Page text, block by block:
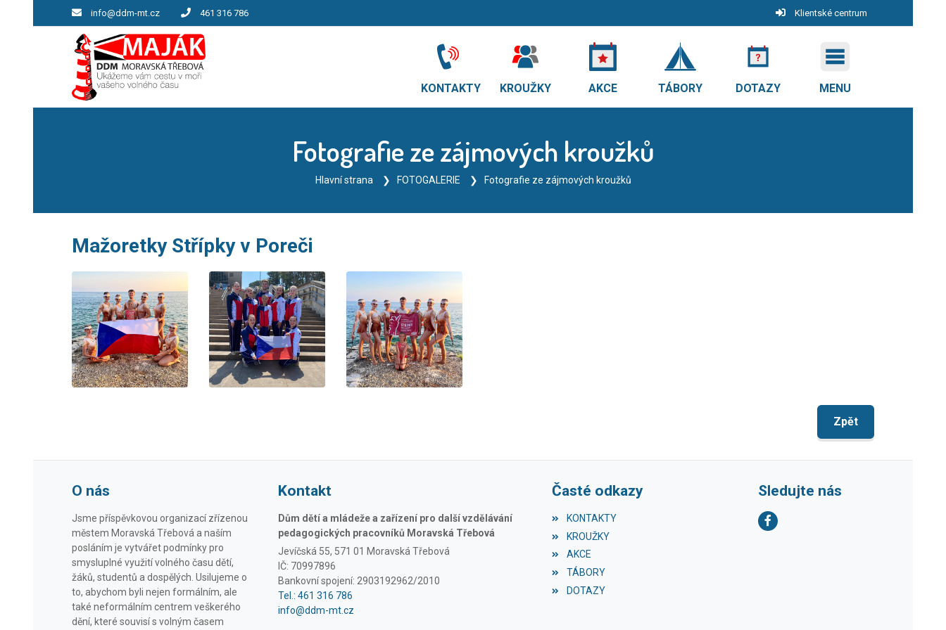
info@ddm-mt.cz 461 316 786 Klientské centrum
KONTAKTY KROUŽKY AKCE TÁBORY DOTAZY MENU
Fotografie ze zájmových kroužků
Hlavní strana FOTOGALERIE Fotografie ze zájmových kroužků
Mažoretky Střípky v Poreči
Zpět
O nás
Jsme příspěvkovou organizací zřízenou
městem Moravská Třebová a naším
posláním je vytvářet podmínky pro
smysluplné využití volného času dětí,
žáků, studentů a dospělých. Usilujeme o
to, abychom byli nejen formálním, ale
také neformálním centrem veškerého
dění, které souvisí s volným časem
Kontakt
Dům dětí a mládeže a zařízení pro další vzdělávání
pedagogických pracovníků Moravská Třebová
Jevíčská 55, 571 01 Moravská Třebová
IČ: 70997896
Bankovní spojení: 2903192962/2010
Tel.: 461 316 786
info@ddm-mt.cz
Časté odkazy
KONTAKTY
KROUŽKY
AKCE
TÁBORY
DOTAZY
Sledujte nás